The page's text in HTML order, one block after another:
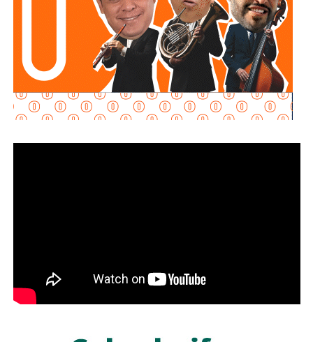
. El juzgador federalrechazó la petición al determinar
que no se acreditaron los requisitos legales
probatoriospara otorgar el arraigo domiciliario,
12 años de la desaparición de los normalistas… Nunca
me he escondido